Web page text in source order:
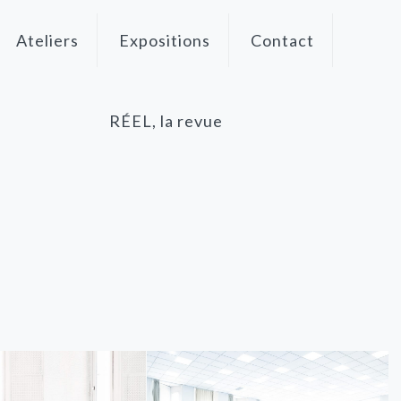
Ateliers Expositions Contact
RÉEL, la revue